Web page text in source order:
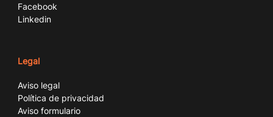
Facebook
Linkedin
Legal
Aviso legal
Política de privacidad
Aviso formulario